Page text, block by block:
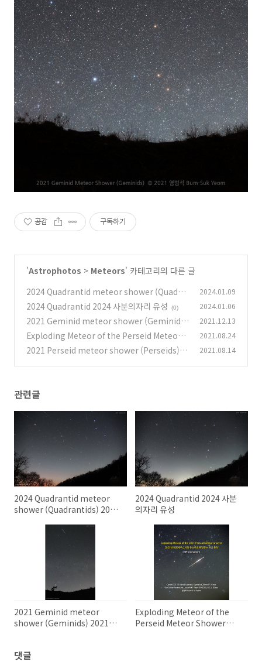
공감 구독하기
'Astrophotos > Meteors' 카테고리의 다른 글
2024 Quadrantid meteor shower (Quadra
ntids) 2024년 사분의자리 유성우 (2)
2024.01.09
2024 Quadrantid 2024 사분의자리 유성 (0) 2024.01.06
2021 Geminid meteor shower (Geminids)
2021년 쌍둥이자리 유성우
(0)
2021.12.13
Exploding Meteor of the Perseid Meteor S
hower 2021년 페르세우스자리 유성우의 폭발
2021.08.24
2021 Perseid meteor shower (Perseids) 2
2021.08.14
관련글
2024 Quadrantid meteor
shower (Quadrantids) 2024
2024 Quadrantid 2024 사분
의자리 유성
2021 Geminid meteor
shower (Geminids) 2021년
Exploding Meteor of the
Perseid Meteor Shower
댓글